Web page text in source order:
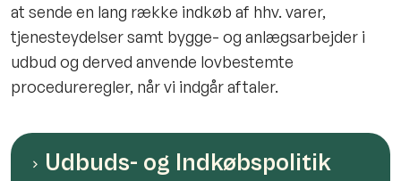
at sende en lang række indkøb af hhv. varer,
tjenesteydelser samt bygge- og anlægsarbejder i
udbud og derved anvende lovbestemte
procedureregler, når vi indgår aftaler.
Udbuds- og Indkøbspolitik